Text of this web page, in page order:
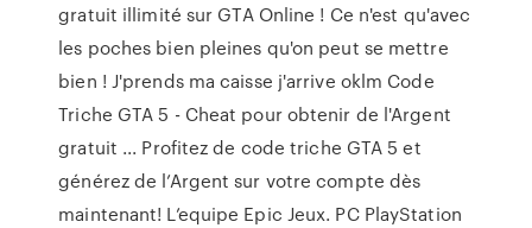
gratuit illimité sur GTA Online ! Ce n'est qu'avec
les poches bien pleines qu'on peut se mettre
bien ! J'prends ma caisse j'arrive oklm Code
Triche GTA 5 - Cheat pour obtenir de l'Argent
gratuit ... Profitez de code triche GTA 5 et
générez de l’Argent sur votre compte dès
maintenant! L’equipe Epic Jeux. PC PlayStation